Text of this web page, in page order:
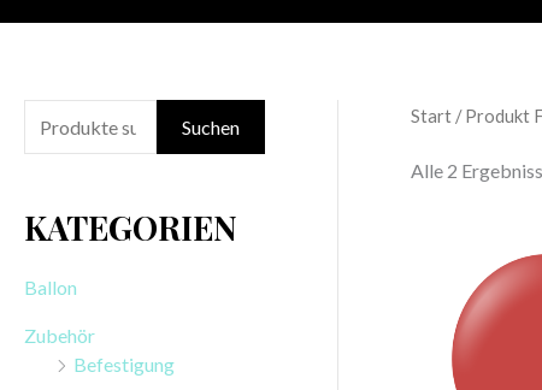
u
h
n
Suchen
KATEGORIEN
Ballon
Zubehör
Befestigung
Start/ Produkt
Alle 2